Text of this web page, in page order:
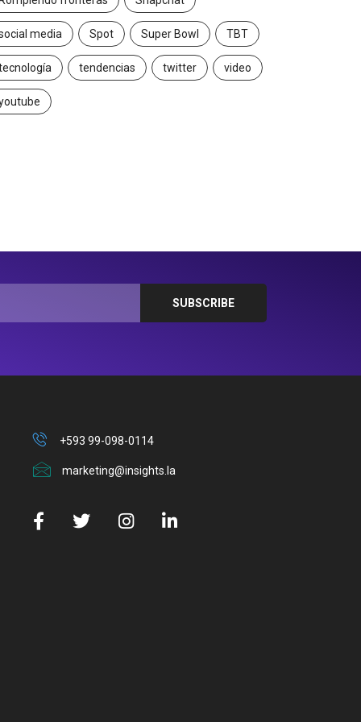
media Spot Super Bowl TBT
tendencias twitter video
+593 99-098-0114
marketing@insights.la